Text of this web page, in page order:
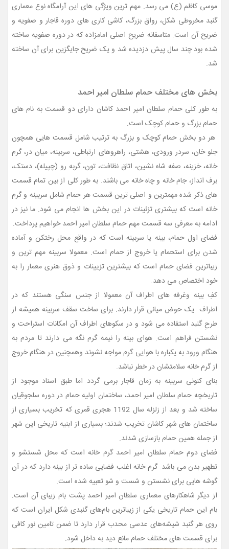
موسی کاظم (ع) می رسد. مهم ترین ویژگی های این آرامگاه نوع معماری
گنبد مخروطی شکل، رواق بزرگ، کاشی کاری های دوره قاجار و صفویه و
ضریح آن است. متاسفانه ضریح اصلی امامزاده که در دوره صفویه ساخته
شده بود چند سال پیش دزدیده شد و یک ضریح جایگزین برای آن ساخته
شد.
بخش های مختلف حمام سلطان امیر احمد
به طور کلی حمام سلطان امیر احمد کاشان دارای دو قسمت به نام های
حمام بزرگ و حمام کوچک است.
هر دو بخش حمام کوچک و بزرگ به ترتیب شامل قسمت هایی همچون
جلو خان، سردر ورودی، هشتی، راهروهای ارتباطی، سربینه، میان در، ‌گرم
خانه، خزینه، صفه شاه نشین، اتاق نظافت، تون، گربه رو (چپیله)، دستک،
برف انداز، جام خانه و چاه خانه می باشند. به طور کلی از بین تمام قسمت
های ذکر شده مهمترین و اصلی ترین قسمت هر حمام شامل سربینه و گرم
خانه است که بیشتری تزئینات در این بخش ها انجام می شود. ما نیز در
ادامه به معرفی سه قسمت مهم حمام سلطان امیر احمد خواهیم پرداخت.
فضای اول حمام، بینه یا سربینه است که در واقع محل رختکن و آماده
شدن برای استحمام یا خروج از حمام است. معمولا سربینه مهم ترین و
زیباترین فضای حمام است که بیشترین تزیینات و ذوق هنری معمار را به
خود اختصاص می دهد.
کفِ بینه وغرفه های اطراف آن معمولا از جنس سنگی هستند که در
اطراف یک حوض میانی قرار دارند. برای ساخت سقف سربینه همیشه از
طرحِ گنبد استفاده می شود و در سکوهای اطراف آن امکانات استراحت و
نشستن فراهم است. هوای بینه را نیمه گرم نگه می دارند تا مردم به
هنگام ورود به یکباره با هوایی گرم مواجه نشوند وهمچنین در هنگام خروج
از گرم خانه سلامتشان در خطر نباشد.
بنای کنونی سربینه به زمان قاجار برمی گردد اما طبق اسناد موجود از
تاریخچه حمام سلطان امیر احمد، ساختمان اولیه حمام در دوره سلجوقیان
ساخته شد و بعد از زلزله سال 1192 هجری قمری که تخریب بسیاری از
ساختمان های شهر کاشان تخریب شدند؛ بسیاری از ابنیه تاریخی این شهر
از جمله همین حمام بازسازی شدند.
فضای دوم حمام سلطان امیر احمد گرم خانه است که محل شستشو و
تطهیر بدن می باشد. گرم خانه اغلب فضایی ساده تر از بینه دارد که در آن
گوشه هایی برای نشستن و شست و شو تعبیه شده است.
از دیگر شاهکارهای معماری سلطان امیر احمد پشت بام زیبای آن است.
بام این حمام تاریخی یکی از زیباترین بام‌های گنبدی شکل ایران است که
روی هر گنبد شیشه‌های عدسی محدب قرار دارد تا ضمن تامین نور کافی
برای قسمت‌ های مختلف حمام مانع دید به داخل شود.